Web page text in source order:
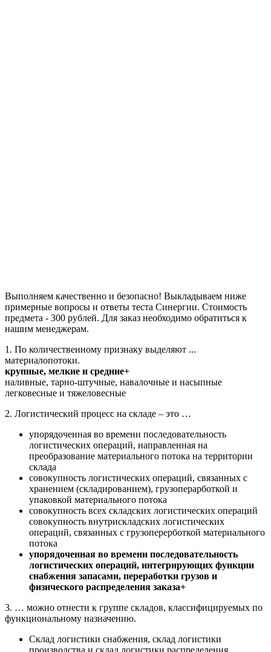
Выполняем качественно и безопасно! Выкладываем ниже
примерные вопросы и ответы теста Синергии. Стоимость
предмета - 300 рублей. Для заказ необходимо обратиться к
нашим менеджерам.
1. По количественному признаку выделяют ...
материалопотоки.
крупные, мелкие и средние+
наливные, тарно-штучные, навалочные и насыпные
легковесные и тяжеловесные
2. Логистический процесс на складе – это …
упорядоченная во времени последовательность
логистических операций, направленная на
преобразование материального потока на территории
склада
совокупность логистических операций, связанных с
хранением (складированием), грузоперарботкой и
упаковкой материального потока
совокупность всех складских логистических операций
совокупность внутрискладских логистических
операций, связанных с грузоперерботкой материального
потока
упорядоченная во времени последовательность
логистических операций, интегрирующих функции
снабжения запасами, переработки грузов и
физического распределения заказа+
3. … можно отнести к группе складов, классифицируемых по
функциональному назначению.
Склад логистики снабжения, склад логистики
производства и склад логистики распределения